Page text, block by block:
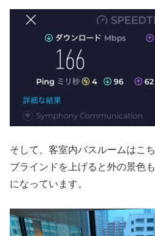
そして、客室内バスルームはこ
ブラインドを上げると外の景色
になっています。